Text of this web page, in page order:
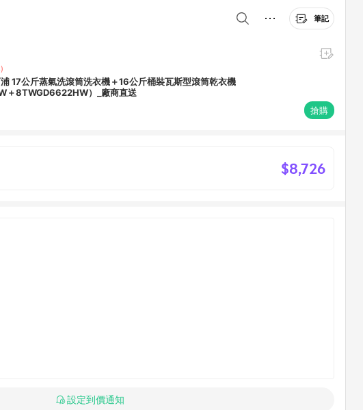
筆記
17公斤蒸氣洗滾筒洗衣機＋16公斤桶裝瓦斯型滾筒乾衣機
＋8TWGD6622HW）_廠商直送
搶購
$8,726
設定到價通知